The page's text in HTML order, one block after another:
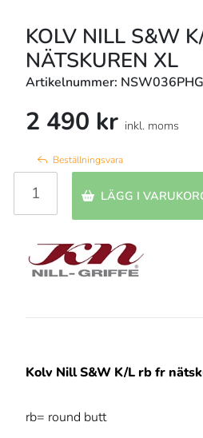
KOLV NILL S&W
NÄTSKUREN XL
Artikelnummer:
2 490 kr inkl. moms
Beställningsvara
LÄGG I
Kolv Nill S&W K/L rb fr
rb= round butt